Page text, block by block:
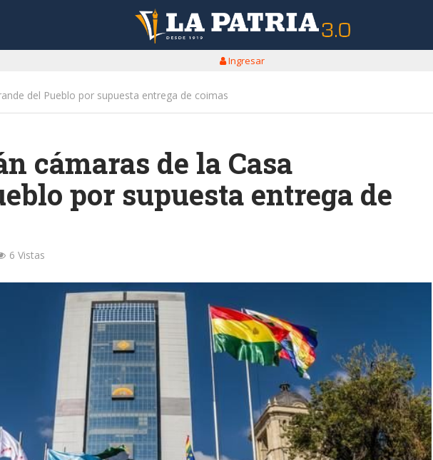
Ingresar
del Pueblo por supuesta entrega de coimas
cámaras de la Casa
por supuesta entrega de
6 Vistas